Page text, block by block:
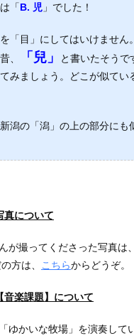
「B. 児 」でした！
「目」にしてはいけません
、
「兒」 と書いたそうで
てみましょう。どこが似てい
潟の「潟」の上の部分にも
について
が撮ってくださった写真は
方は、 こちらからどうぞ。
楽課題】について
ゆかいな牧場」を演奏して